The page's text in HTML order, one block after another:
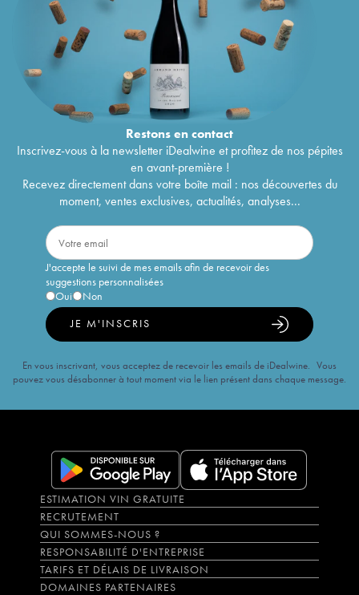
Restons encontact
Inscrivez-vous à la newsletter iDealwine et profitez de nos pépites
en avant-première !
Recevez directement dans votre boîte mail : nos découvertes du
moment, ventes exclusives, actualités, analyses...
J'accepte le suivi de mes emails afin de recevoir des
suggestions personnalisées
Oui
Non
JE M'INSCRIS
En vous inscrivant, vous acceptez de recevoir les emails de iDealwine. Vous
pouvez vous désabonner à tout moment via le lien présent dans chaque message.
ESTIMATION VIN GRATUITE
RECRUTEMENT
QUI SOMMES-NOUS ?
RESPONSABILITÉ D'ENTREPRISE
TARIFS ET DÉLAIS DE LIVRAISON
DOMAINES PARTENAIRES